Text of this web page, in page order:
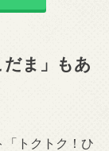
ま」もあ
トクトク！ひ